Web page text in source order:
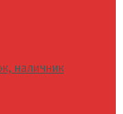
наличник